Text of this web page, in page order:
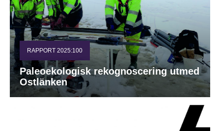
RAPPORT 2025:100
Paleoekologisk rekognoscering utmed
Ostlänken